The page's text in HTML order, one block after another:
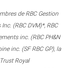
de RBC Gestion
(RBC DVM)*, RBC
inc. (RBC PH&N
inc. (SF RBC GP), la
Royal